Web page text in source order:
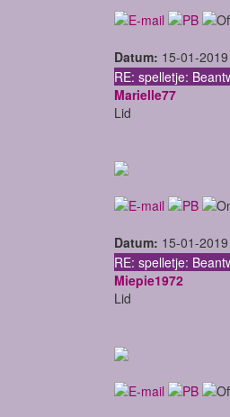
Datum: 15-01-
RE: spelletje:
Marielle77
Lid
Datum: 15-01-
RE: spelletje:
Miepie1972
Lid